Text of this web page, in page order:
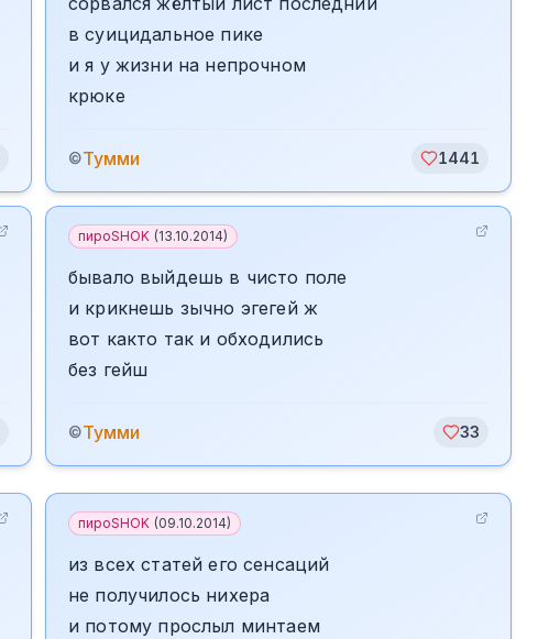
в суицидальное пике
и я у жизни на непрочном
крюке
©Тумми 1441
пироSHOK (13.10.2014)
бывало выйдешь в чисто поле
и крикнешь зычно эгегей ж
вот както так и обходились
без гейш
©Тумми 33
пироSHOK (09.10.2014)
из всех статей его сенсаций
не получилось нихера
и потому прослыл минтаем